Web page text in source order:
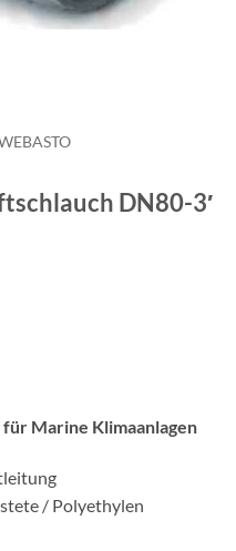
DN80-3′
Marine Klimaanlagen
/ Polyethylen